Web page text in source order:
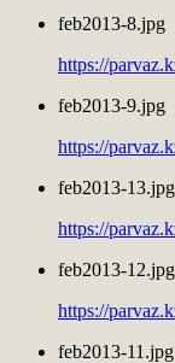
feb2013-8.jpg
https://
feb2013-9.jpg
https://
feb2013-13.jpg
https://
feb2013-12.jpg
https://
feb2013-11.jpg